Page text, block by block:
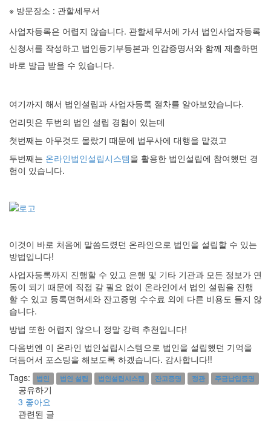
※ 방문장소 : 관할세무서
사업자등록은 어렵지 않습니다. 관할세무서에 가서 법인사업자등록
신청서를 작성하고 법인등기부등본과 인감증명서와 함께 제출하면
바로 발급 받을 수 있습니다.
여기까지 해서 법인설립과 사업자등록 절차를 알아보았습니다.
언리밋은 두번의 법인 설립 경험이 있는데
첫번째는 아무것도 몰랐기 때문에 법무사에 대행을 맡겼고
두번째는 온라인법인설립시스템을 활용한 법인설립에 참여했던 경
험이 있습니다.
이것이 바로 처음에 말씀드렸던 온라인으로 법인을 설립할 수 있는
방법입니다!
사업자등록까지 진행할 수 있고 은행 및 기타 기관과 모든 정보가 연
동이 되기 때문에 직접 갈 필요 없이 온라인에서 법인 설립을 진행
할 수 있고 등록면허세와 잔고증명 수수료 외에 다른 비용도 들지 않
습니다.
방법 또한 어렵지 않으니 정말 강력 추천입니다!
다음번엔 이 온라인 법인설립시스템으로 법인을 설립했던 기억을
더듬어서 포스팅을 해보도록 하겠습니다. 감사합니다!!
Tags:
법인 법인 설립 법인설립시스템 잔고증명 정관 주금납입증명
공유하기
3 좋아요
관련된 글